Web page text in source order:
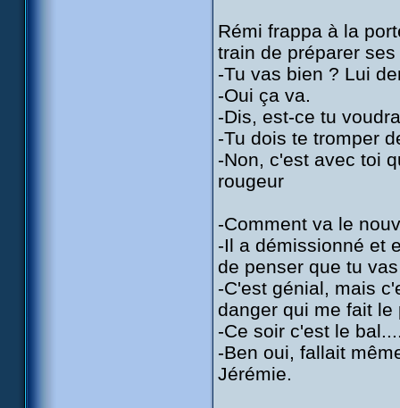
Rémi frappa à la
train de préparer
-Tu vas bien ? Lui
-Oui ça va.
-Dis, est-ce tu
-Tu dois te tromper
-Non, c'est avec toi
rougeur
-Comment va le
-Il a démissionné et
de penser que tu
-C'est génial, mais
danger qui me fait le
-Ce soir c'est le
-Ben oui, fallait
Jérémie.